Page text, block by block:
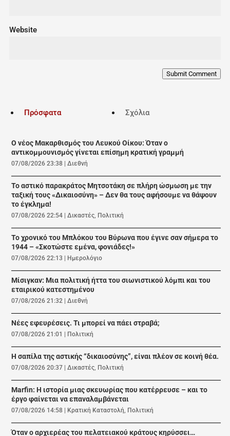
Website
Submit Comment
Πρόσφατα Σχόλια
Ο νέος Μακαρθισμός του Λευκού Οίκου: Όταν ο
αντικομμουνισμός γίνεται επίσημη κρατική γραμμή
07/08/2026 23:38 |Διεθνή
Το αστικό παρακράτος Μητσοτάκη σε πλήρη ώσμωση με την
ταξική τους «Δικαιοσύνη» – Δεν θα τους αφήσουμε να θάψουν
το έγκλημα!
07/08/2026 22:54 |Δικαστές Πολιτική
Το χρονικό του Μπλόκου του Βύρωνα που έγινε σαν σήμερα το
1944 – «Σκοτώστε εμένα, φονιάδες!»
07/08/2026 22:13 | Ημερολόγιο
Μίσιγκαν: Μια πολιτική ήττα του σιωνιστικού λόμπι και του
εταιρικού κατεστημένου
07/08/2026 21:32 |Διεθνή
Νέες εφευρέσεις. Τι μπορεί να πάει στραβά;
07/08/2026 21:01 | Πολιτική
Η σαπίλα της αστικής “δικαιοσύνης”, είναι πλέον σε κοινή θέα.
07/08/2026 20:37 |Δικαστές Πολιτική
Marfin: Η ιστορία μιας σκευωρίας που κατέρρευσε – και το
έργο φαίνεται να επαναλαμβάνεται
07/08/2026 14:58 | Κρατική Καταστολή Πολιτική
Όταν ο αρχιερέας του πελατειακού κράτους κηρύσσει…